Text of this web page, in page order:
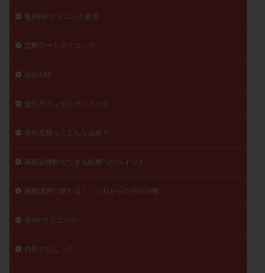
亀田IVFクリニック幕張
京野アートクリニック
仙台ART
佐久平エンゼルクリニック
体外受精ってどんな治療？
保険診療内でできる妊娠へのポイント
保険適用で変わる！ これからの不妊治療
俵IVFクリニック
内田クリニック